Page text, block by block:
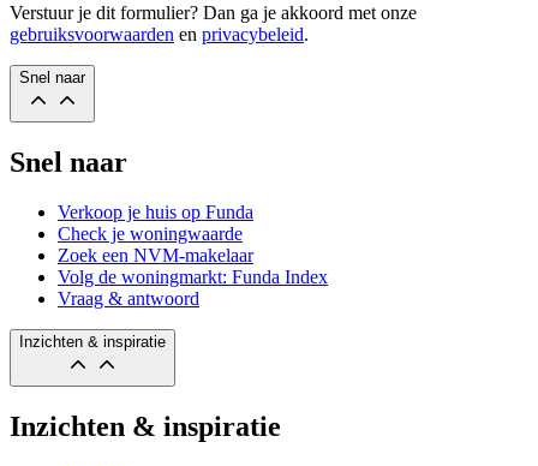
Verstuur je dit formulier? Dan ga je akkoord met onze
gebruiksvoorwaarden en privacybeleid.
Snel naar
Snel naar
Verkoop je huis op Funda
Check je woningwaarde
Zoek een NVM-makelaar
Volg de woningmarkt: Funda Index
Vraag & antwoord
Inzichten & inspiratie
Inzichten & inspiratie